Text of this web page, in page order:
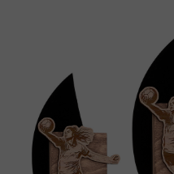
HVĚZDIČEK.